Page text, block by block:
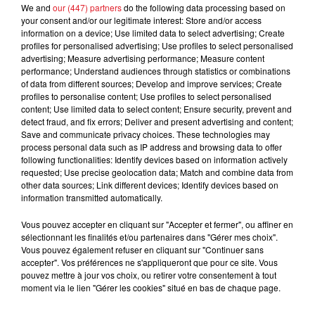
Le chauffeur a pu être secouru. Il est indemne.
FIL D'ACTUS
BÉTHUNE: ENQUÊTE POUR HOMICIDE
VOLONTAIRE EN COURS, APRÈS LA...
Selon les premiers éléments, le logement servait
à des prostituées
We and our (447) partnersdo the following data processing based on
your consent and/or our legitimate interest: Store and/or access
information on a device; Use limited data to select advertising; Create
profiles for personalised advertising; Use profiles to select personalised
advertising; Measure advertising performance; Measure content
performance; Understand audiences through statistics or combinations
of data from different sources; Develop and improve services; Create
profiles to personalise content; Use profiles to select personalised
content; Use limited data to select content; Ensure security, prevent and
detect fraud, and fix errors; Deliver and present advertising and content;
Save and communicate privacy choices. These technologies may
process personal data such as IP address and browsing data to offer
following functionalities: Identify devices based on information actively
requested; Use precise geolocation data; Match and combine data from
other data sources; Link different devices; Identify devices based on
information transmitted automatically.
Vous pouvez accepter en cliquant sur "Accepter et fermer", ou affiner en
sélectionnant les finalités et/ou partenaires dans "Gérer mes choix".
Vous pouvez également refuser en cliquant sur "Continuer sans
accepter". Vos préférences ne s'appliqueront que pour ce site. Vous
pouvez mettre à jour vos choix, ou retirer votre consentement à tout
moment via le lien "Gérer les cookies" situé en bas de chaque page.